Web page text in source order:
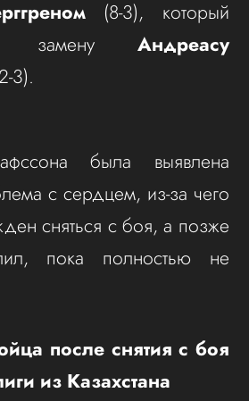
(8-3), который
замену Андреасу
3).
была выявлена
с сердцем, из-за чего
сняться с боя, а позже
пока полностью не
после снятия с боя
из Казахстана